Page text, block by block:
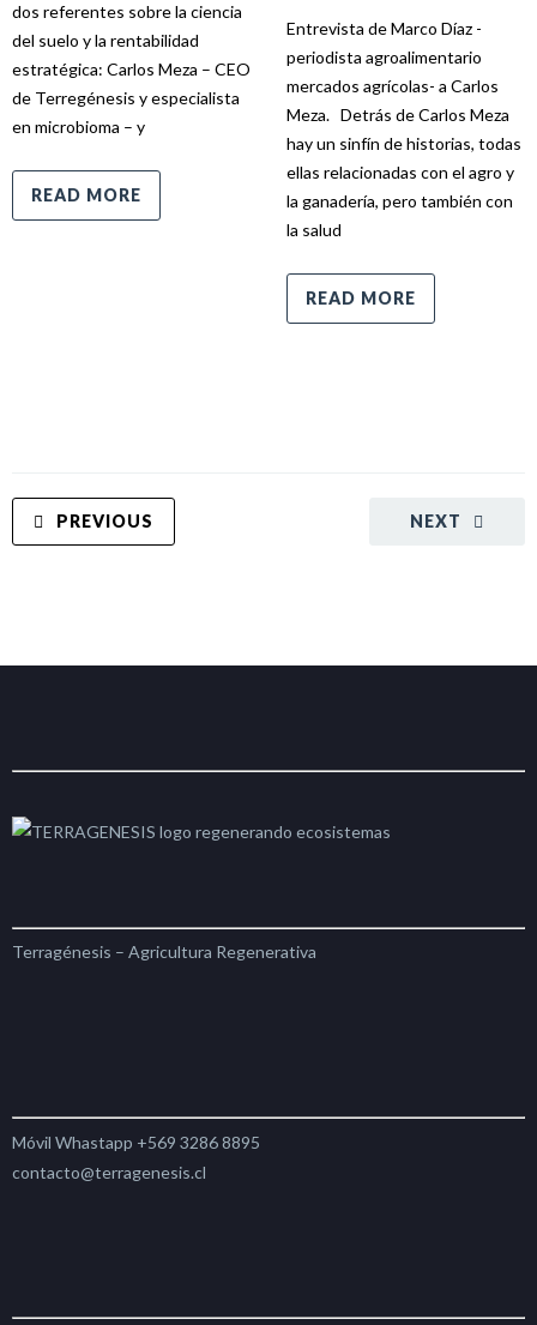
dos referentes sobre la ciencia
del suelo y la rentabilidad
estratégica: Carlos Meza – CEO
de Terregénesis y especialista
en microbioma – y
READ MORE
Entrevista de Marco Díaz -
periodista agroalimentario
mercados agrícolas- a Carlos
Meza. Detrás de Carlos Meza
hay un sinfín de historias, todas
ellas relacionadas con el agro y
la ganadería, pero también con
la salud
READ MORE
NEXT
PREVIOUS
Terragénesis – Agricultura Regenerativa
Móvil Whastapp +569 3286 8895
contacto@terragenesis.cl